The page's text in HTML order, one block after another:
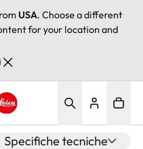
USA. Choose a different
for your location and
Specifiche tecniche